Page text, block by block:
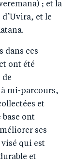
; et la
et le
dans ces
ont été
de
mi-parcours,
et
base ont
ses
qui est
et